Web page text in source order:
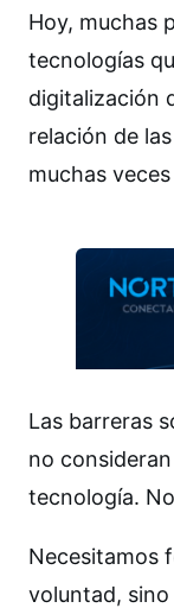
Hoy, muchas
tecnologías
digitalización
relación de
muchas
Las barreras
no
tecnología.
Necesitamos
voluntad,